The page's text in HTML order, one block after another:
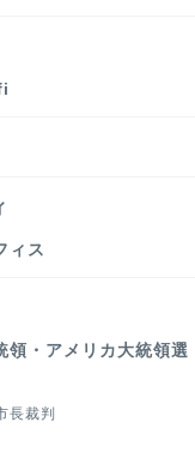
ィス
領・アメリカ大統領選
長裁判